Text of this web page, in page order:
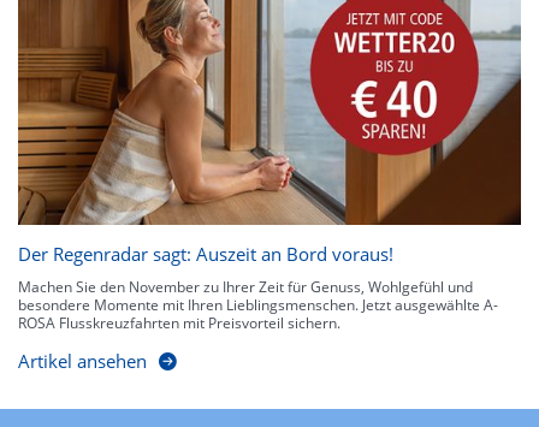
Der Regenradar sagt: Auszeit an Bord voraus!
Machen Sie den November zu Ihrer Zeit für Genuss, Wohlgefühl und
besondere Momente mit Ihren Lieblingsmenschen. Jetzt ausgewählte A-
ROSA Flusskreuzfahrten mit Preisvorteil sichern.
Artikel ansehen